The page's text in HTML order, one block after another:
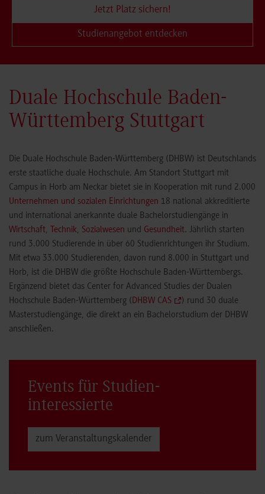
Jetzt Platz sichern!
Studienangebot entdecken
Duale Hochschule Baden-
Württemberg Stuttgart
Die Duale Hochschule Baden-Württemberg (DHBW) ist Deutschlands
erste staatliche duale Hochschule. Am Standort Stuttgart mit
Campus in Horb am Neckar bietet sie in Kooperation mit rund 2.000
Unternehmen und sozialen Einrichtungen 18 national akkreditierte
und international anerkannte duale Bachelorstudiengänge in
Wirtschaft, Technik, Sozialwesen und Gesundheit. Jährlich starten
rund 3.000 Studierende in über 60 Studienrichtungen ihr Studium.
Mit etwa 33.000 Studierenden, davon rund 8.000 in Stuttgart und
Horb, ist die DHBW die größte Hochschule Baden-Württembergs.
Ergänzend bietet das Center for Advanced Studies der Dualen
Hochschule Baden-Württemberg (DHBW CAS
) rund 30 duale
Masterstudiengänge, die direkt an ein Bachelorstudium der DHBW
anschließen.
Events für Studien­
interessierte
zum Veranstaltungs­kalender